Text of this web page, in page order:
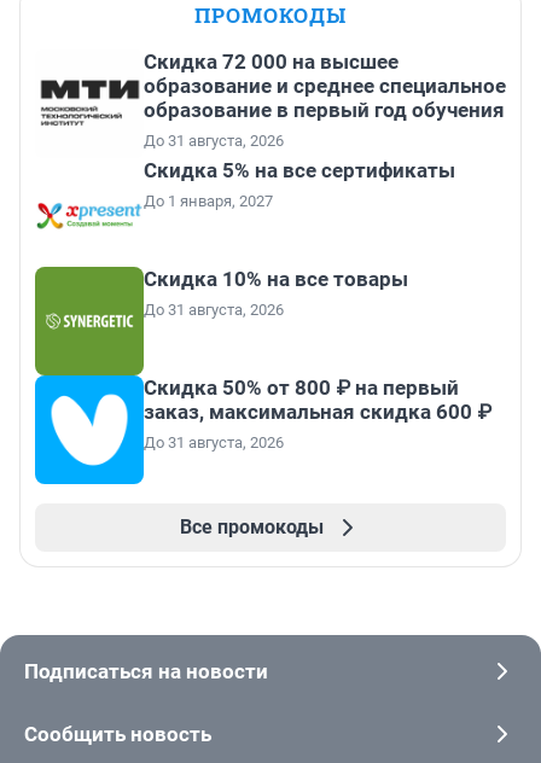
ПРОМОКОДЫ
Скидка 72 000 на высшее
образование и среднее специальное
образование в первый год обучения
До 31 августа, 2026
Скидка 5% на все сертификаты
До 1 января, 2027
Скидка 10% на все товары
До 31 августа, 2026
Скидка 50% от 800 ₽ на первый
заказ, максимальная скидка 600 ₽
До 31 августа, 2026
Все промокоды
Подписаться на новости
Сообщить новость